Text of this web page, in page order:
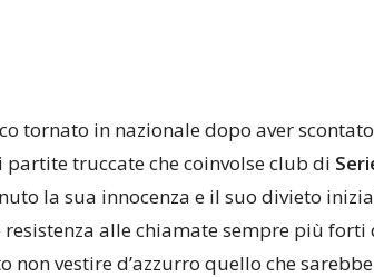
tornato in nazionale dopo aver
partite truccate che coinvolse club di
la sua innocenza e il suo divieto
resistenza alle chiamate sempre più
non vestire d’azzurro quello che